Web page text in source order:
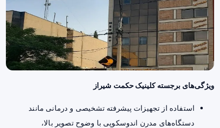
ویژگی‌های برجسته کلینیک حکمت شیراز
استفاده از تجهیزات پیشرفته تشخیصی و درمانی مانند
دستگاه‌های مدرن اندوسکوپی با وضوح تصویر بالا،